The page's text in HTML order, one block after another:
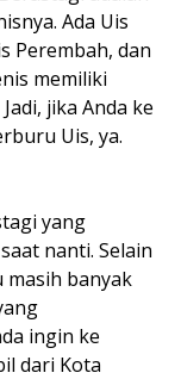
Ada Uis
Perembah, dan
memiliki
jika Anda ke
Uis, ya.
yang
nanti. Selain
masih banyak
ingin ke
dari Kota